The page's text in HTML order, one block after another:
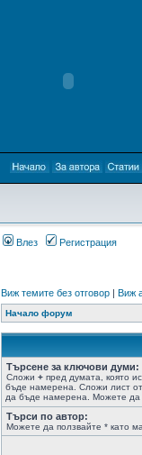
Влез Регистрация
Виж темите без отговор| Виж
Начало форум
Търсене за ключови думи:
Сложи +пред думата, която
бъде намерена. Сложи лист
да бъде намерена. Можете да
Търси по автор:
Можете да ползвайте * като